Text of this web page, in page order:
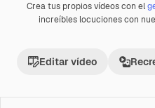
Premium
Crea tus propios vídeos con el
increíbles locuciones con
Editar vídeo